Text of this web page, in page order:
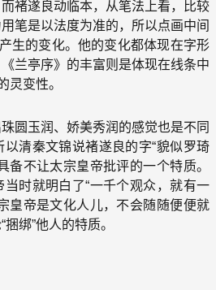
褚遂良动临本，从笔法上看，比较
笔是以法度为准的，所以点画中间
生的变化。他的变化都体现在字形
兰亭序》的丰富则是体现在线条中
灵变性。
圆玉润、娇美秀润的感觉也是不同
清秦文锦说褚遂良的字“貌似罗琦
备不让太宗皇帝批评的一个特质。
时就明白了“一千个观众，就有一
皇帝是文化人儿，不会随随便便就
绑”他人的特质。